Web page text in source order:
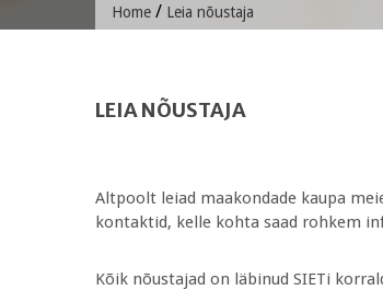
Home / Leia nõustaja
LEIA NÕUSTAJA
Altpoolt leiad maakondade kaupa
kontaktid, kelle kohta saad rohkem
Kõik nõustajad on läbinud SIETi